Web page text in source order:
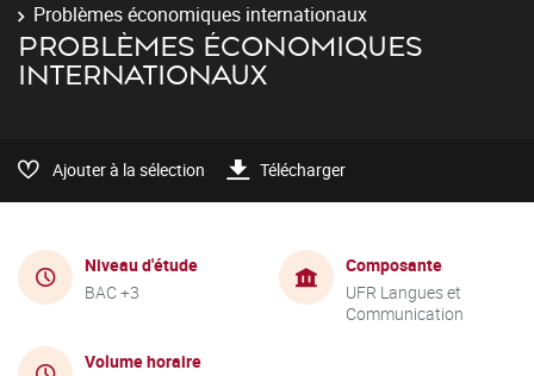
Problèmes économiques internationaux
PROBLÈMES ÉCONOMIQUES
INTERNATIONAUX
Ajouter à la sélection Télécharger
Niveau d'étude
BAC +3
Composante
UFR Langues et
Communication
Volume horaire